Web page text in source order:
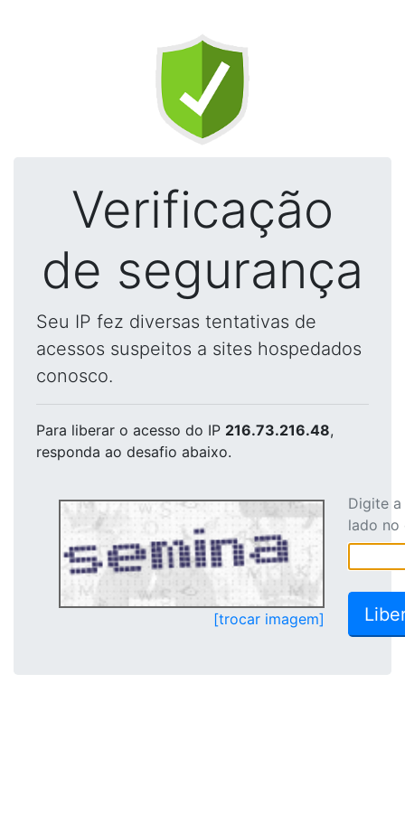
Verificação
de segurança
Seu IP fez diversas tentativas de
acessos suspeitos a sites hospedados
conosco.
Para liberar o acesso do IP 216.73.216.48,
responda ao desafio abaixo.
[trocar imagem]
Digite
lado no